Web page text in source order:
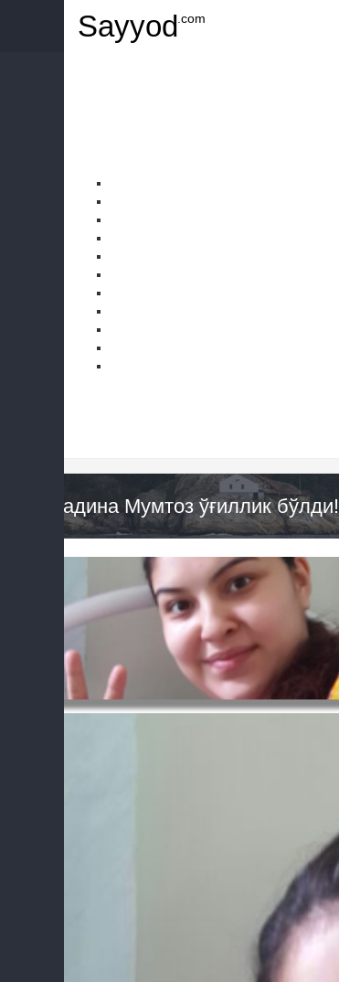
Sayyod .com
Мадина Мумтоз ўғиллик бўлди!